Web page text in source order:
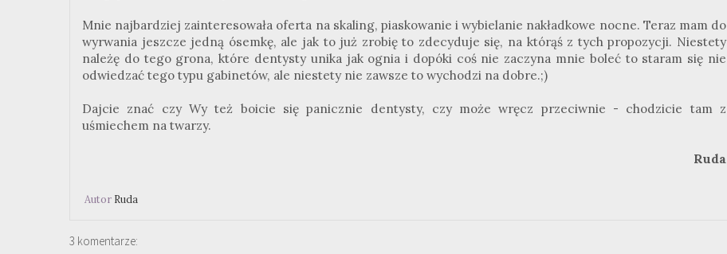
Mnie najbardziej zainteresowała oferta na skaling, piaskowanie i wybielanie nakładkowe nocne. Teraz mam do
wyrwania jeszcze jedną ósemkę, ale jak to już zrobię to zdecyduje się, na którąś z tych propozycji. Niestety
należę do tego grona, które dentysty unika jak ognia i dopóki coś nie zaczyna mnie boleć to staram się nie
odwiedzać tego typu gabinetów, ale niestety nie zawsze to wychodzi na dobre.;)
Dajcie znać czy Wy też boicie się panicznie dentysty, czy może wręcz przeciwnie - chodzicie tam z
uśmiechem na twarzy.
Ruda
Autor Ruda
3 komentarze: